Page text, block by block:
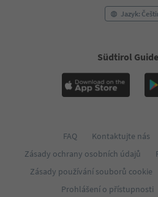
Jazyk:
Südtirol
FAQ Kontaktujte nás
Zásady ochrany osobních údajů
Zásady používání souborů cookie
Prohlášení o přístupnosti